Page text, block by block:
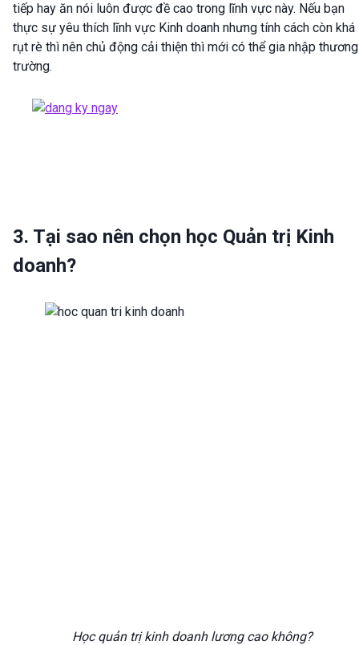
tiếp hay ăn nói luôn được đề cao trong lĩnh vực này. Nếu bạn
thực sự yêu thích lĩnh vực Kinh doanh nhưng tính cách còn khá
rụt rè thì nên chủ động cải thiện thì mới có thể gia nhập thương
trường.
3. Tại sao nên chọn học Quản trị Kinh
doanh?
Học quản trị kinh doanh lương cao không?